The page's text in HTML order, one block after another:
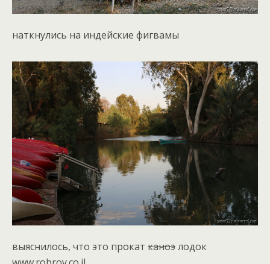
наткнулись на индейские фигвамы
выяснилось, что это прокат каноэлодок